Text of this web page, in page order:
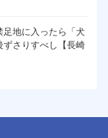
足地に入ったら「犬
ずさりすべし【長崎